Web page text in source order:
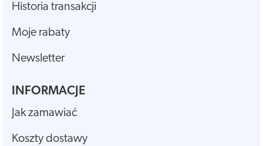
Historia transakcji
Moje rabaty
Newsletter
INFORMACJE
Jak zamawiać
Koszty dostawy